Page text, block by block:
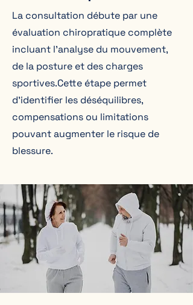
La consultation débute par une
évaluation chiropratique complète
incluant l’analyse du mouvement,
de la posture et des charges
sportives.Cette étape permet
d’identifier les déséquilibres,
compensations ou limitations
pouvant augmenter le risque de
blessure.